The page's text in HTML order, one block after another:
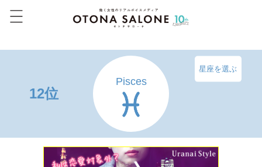
12位
Pisces
星座を選ぶ